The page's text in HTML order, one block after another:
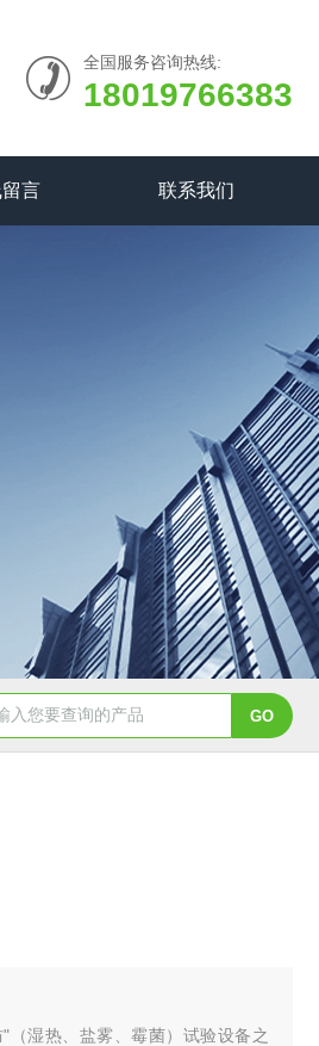
全国服务咨询热线:
18019766383
言 联系我们
臭氧老化试验设备
（湿热、盐雾、霉菌）试验设备之